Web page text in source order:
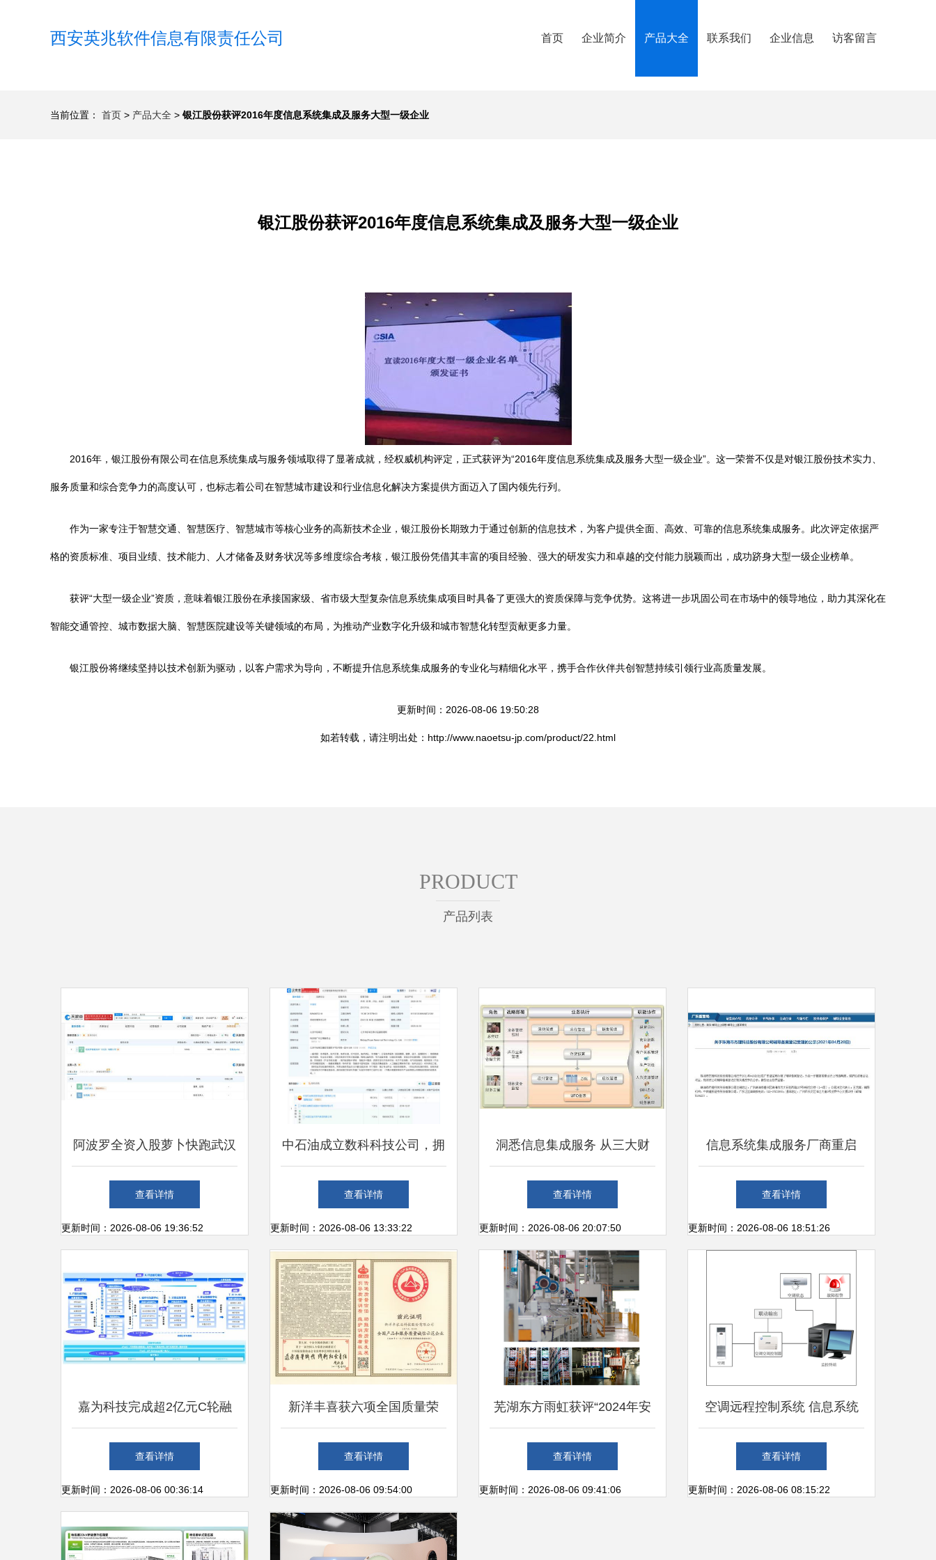
西安英兆软件信息有限责任公司 首页 企业简介 产品大全 联系我们 企业信息 访客留言
当前位置： 首页 > 产品大全 > 银江股份获评2016年度信息系统集成及服务大型一级企业
银江股份获评2016年度信息系统集成及服务大型一级企业
2016年，银江股份有限公司在信息系统集成与服务领域取得了显著成就，经权威机构评定，正式获评为“2016年度信息系统集成及服务大型一级企业”。这一荣誉不仅是对银江股份技术实力、
服务质量和综合竞争力的高度认可，也标志着公司在智慧城市建设和行业信息化解决方案提供方面迈入了国内领先行列。
作为一家专注于智慧交通、智慧医疗、智慧城市等核心业务的高新技术企业，银江股份长期致力于通过创新的信息技术，为客户提供全面、高效、可靠的信息系统集成服务。此次评定依据严
格的资质标准、项目业绩、技术能力、人才储备及财务状况等多维度综合考核，银江股份凭借其丰富的项目经验、强大的研发实力和卓越的交付能力脱颖而出，成功跻身大型一级企业榜单。
获评“大型一级企业”资质，意味着银江股份在承接国家级、省市级大型复杂信息系统集成项目时具备了更强大的资质保障与竞争优势。这将进一步巩固公司在市场中的领导地位，助力其深化在
智能交通管控、城市数据大脑、智慧医院建设等关键领域的布局，为推动产业数字化升级和城市智慧化转型贡献更多力量。
银江股份将继续坚持以技术创新为驱动，以客户需求为导向，不断提升信息系统集成服务的专业化与精细化水平，携手合作伙伴共创智慧持续引领行业高质量发展。
更新时间：2026-08-06 19:50:28
如若转载，请注明出处：http://www.naoetsu-jp.com/product/22.html
PRODUCT
产品列表
阿波罗全资入股萝卜快跑武汉
科技公司，引领智能出行领域
信息系统集成服务新篇章
查看详情
更新时间：2026-08-06 19:36:52
中石油成立数科科技公司，拥
抱AI与集成服务，引领能源行
业数字化转型
查看详情
更新时间：2026-08-06 13:33:22
洞悉信息集成服务 从三大财
务报表透视企业运营真相
查看详情
更新时间：2026-08-06 20:07:50
信息系统集成服务厂商重启
IPO征程，辅导备案拉开上市
序幕
查看详情
更新时间：2026-08-06 18:51:26
嘉为科技完成超2亿元C轮融
资，战略升级 从IT运维服务到
产品研发的深度转型
查看详情
更新时间：2026-08-06 00:36:14
新洋丰喜获六项全国质量荣
誉，以卓越品质致敬3.15国际
消费者权益日
查看详情
更新时间：2026-08-06 09:54:00
芜湖东方雨虹获评“2024年安
徽省智能工厂” 信息系统集成
服务铸就防水智造新标杆
查看详情
更新时间：2026-08-06 09:41:06
空调远程控制系统 信息系统
集成服务赋能下的智慧新体验
查看详情
更新时间：2026-08-06 08:15:22